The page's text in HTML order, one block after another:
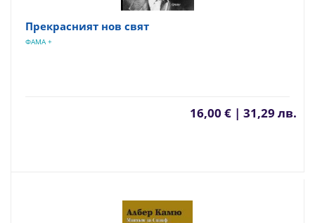
Прекрасният нов свят
ФАМА +
16,00 € | 31,29 лв.